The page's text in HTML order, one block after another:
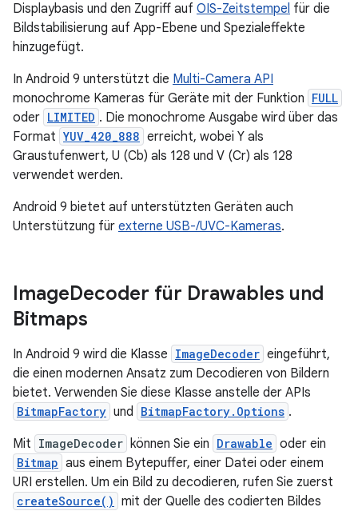
Displaybasis und den Zugriff auf OIS-Zeitstempel für die
Bildstabilisierung auf App-Ebene und Spezialeffekte
hinzugefügt.
In Android 9 unterstützt die Multi-Camera API
monochrome Kameras für Geräte mit der Funktion FULL
oder LIMITED . Die monochrome Ausgabe wird über das
Format YUV_420_888 erreicht, wobei Y als
Graustufenwert, U (Cb) als 128 und V (Cr) als 128
verwendet werden.
Android 9 bietet auf unterstützten Geräten auch
Unterstützung für externe USB-/UVC-Kameras.
ImageDecoder für Drawables und
Bitmaps
In Android 9 wird die Klasse ImageDecoder eingeführt,
die einen modernen Ansatz zum Decodieren von Bildern
bietet. Verwenden Sie diese Klasse anstelle der APIs
BitmapFactory und BitmapFactory.Options .
Mit ImageDecoder können Sie ein Drawable oder ein
Bitmap aus einem Bytepuffer, einer Datei oder einem
URI erstellen. Um ein Bild zu decodieren, rufen Sie zuerst
createSource() mit der Quelle des codierten Bildes